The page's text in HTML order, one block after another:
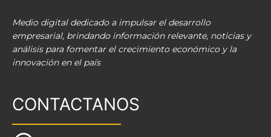
Medio digital dedicado a impulsar el desarrollo
empresarial, brindando información relevante, noticias y
análisis para fomentar el crecimiento económico y la
innovación en el país
CONTACTANOS